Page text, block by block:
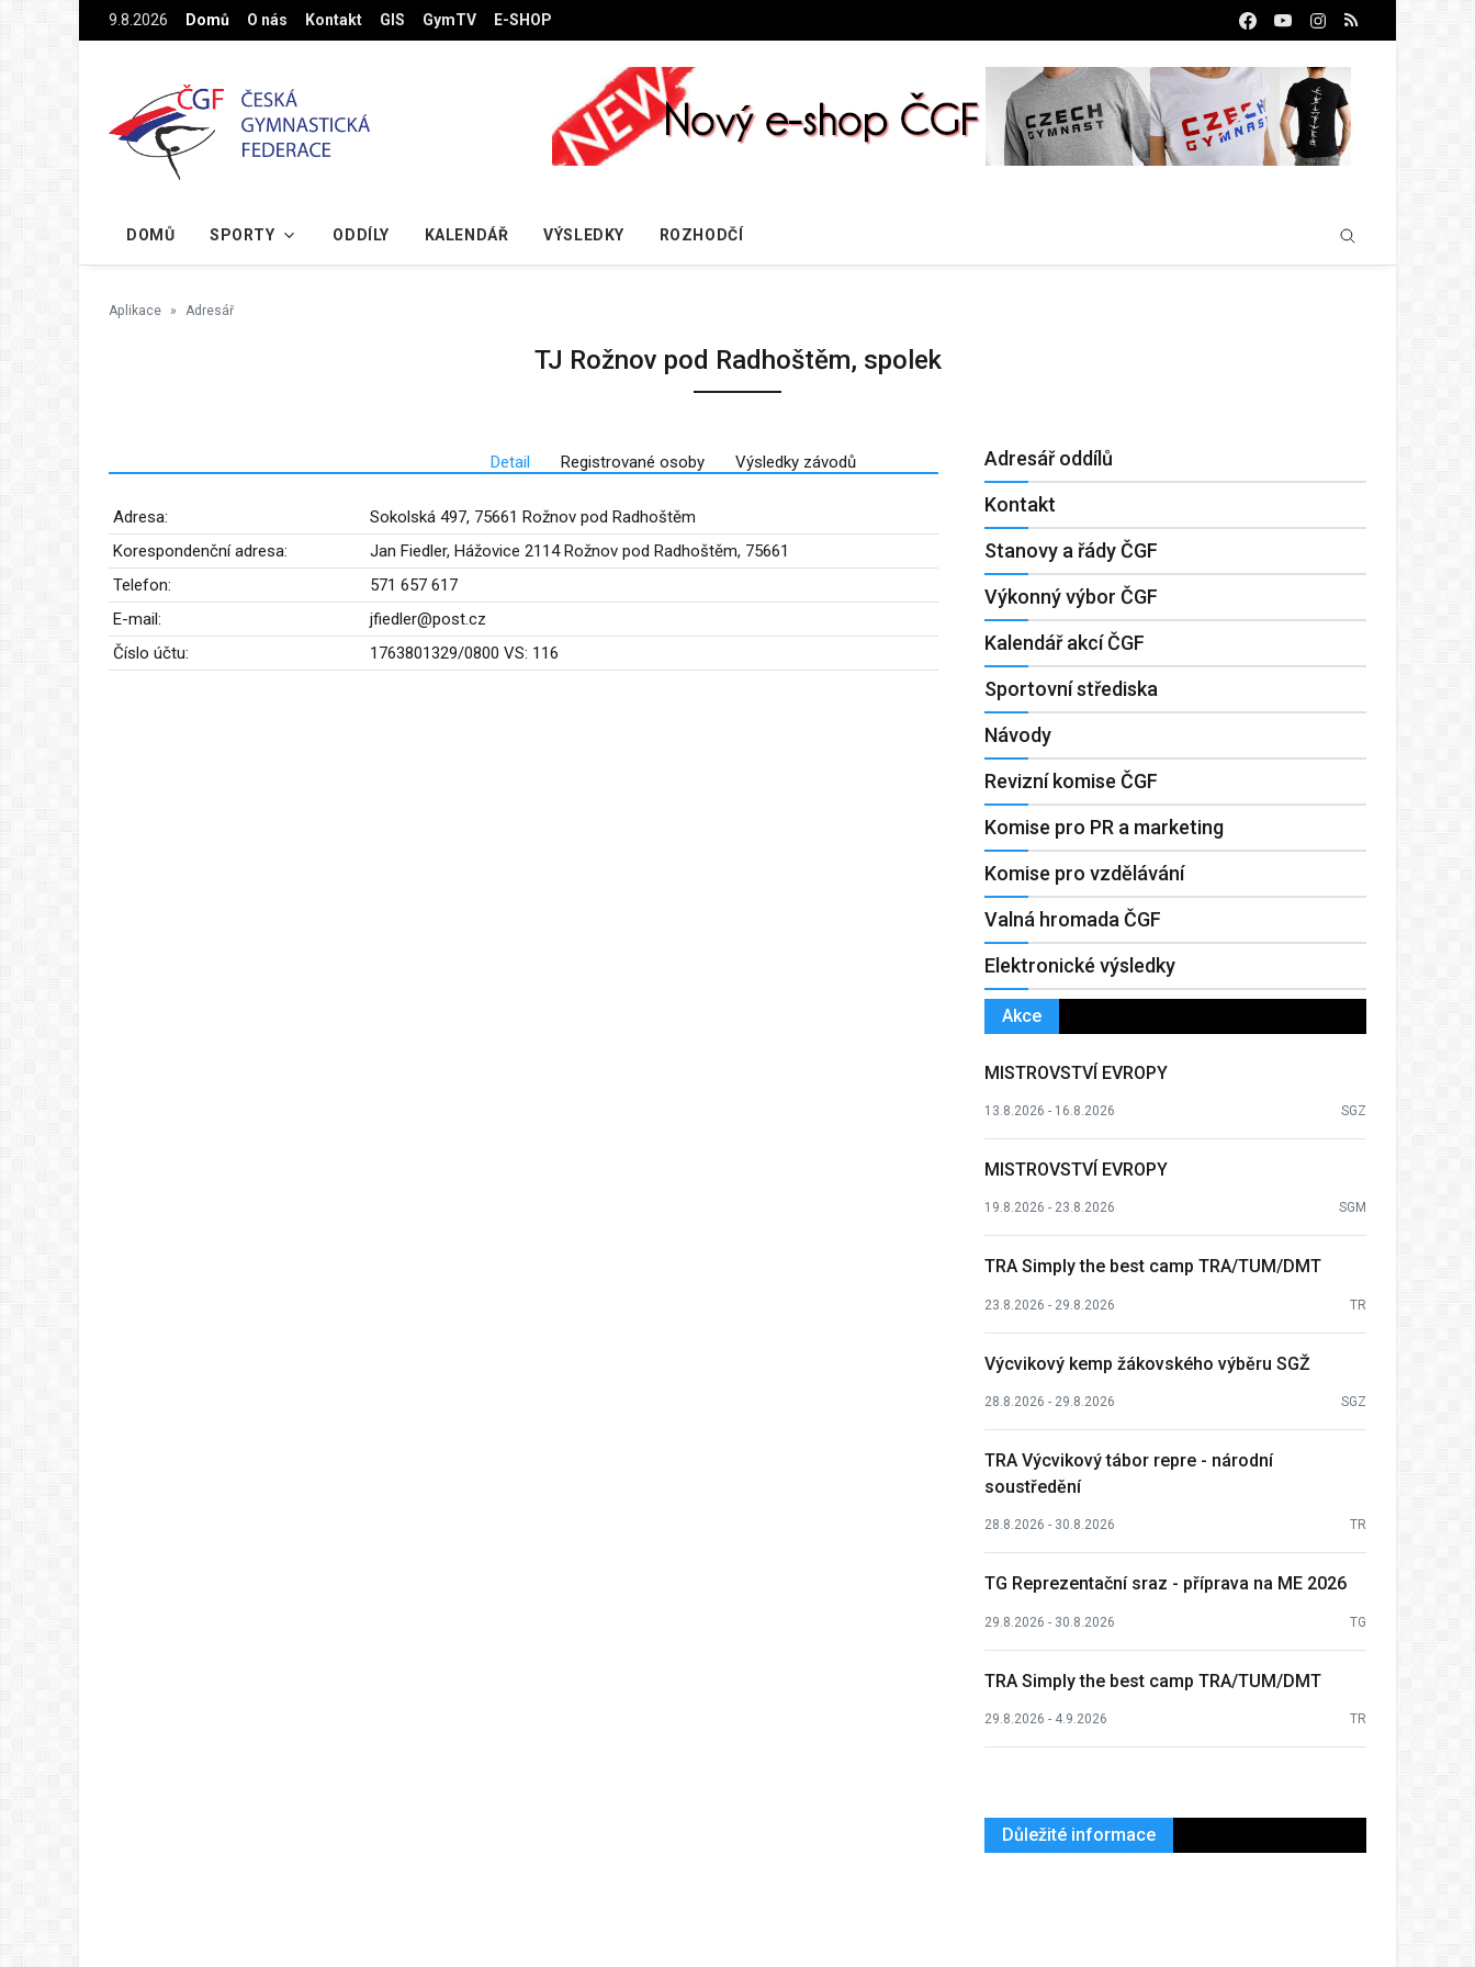
Na hlavní obsah9.8.2026 Domů O nás Kontakt GIS GymTV E-SHOP
DOMŮ SPORTY ODDÍLY KALENDÁŘ VÝSLEDKY ROZHODČÍ
Aplikace Adresář
TJ Rožnov pod Radhoštěm, spolek
Detail Registrované osoby Výsledky závodů
Adresa:
Sokolská 497, 75661 Rožnov pod Radhoštěm
Korespondenční adresa:
Jan Fiedler, Hážovice 2114 Rožnov pod Radhoštěm, 75661
Telefon:
571 657 617
E-mail:
jfiedler@post.cz
Číslo účtu:
1763801329/0800 VS: 116
Adresář oddílů
Kontakt
Stanovy a řády ČGF
Výkonný výbor ČGF
Kalendář akcí ČGF
Sportovní střediska
Návody
Revizní komise ČGF
Komise pro PR a marketing
Komise pro vzdělávání
Valná hromada ČGF
Elektronické výsledky
Akce
MISTROVSTVÍ EVROPY
13.8.2026 - 16.8.2026 SGZ
MISTROVSTVÍ EVROPY
19.8.2026 - 23.8.2026 SGM
TRA Simply the best camp TRA/TUM/DMT
23.8.2026 - 29.8.2026 TR
Výcvikový kemp žákovského výběru SGŽ
28.8.2026 - 29.8.2026 SGZ
TRA Výcvikový tábor repre - národní
soustředění
28.8.2026 - 30.8.2026 TR
TG Reprezentační sraz - příprava na ME 2026
29.8.2026 - 30.8.2026 TG
TRA Simply the best camp TRA/TUM/DMT
29.8.2026 - 4.9.2026 TR
Důležité informace